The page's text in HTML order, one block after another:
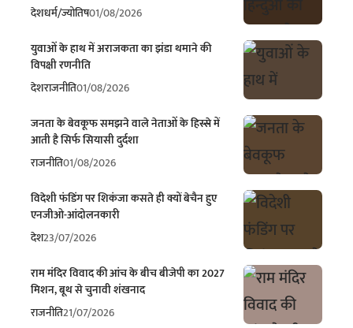
देशधर्म/ज्योतिष01/08/2026
युवाओं के हाथ में अराजकता का झंडा थमाने की
विपक्षी रणनीति
देशराजनीति01/08/2026
जनता के बेवकूफ समझने वाले नेताओं के हिस्से में
आती है सिर्फ सियासी दुर्दशा
राजनीति01/08/2026
विदेशी फंडिंग पर शिकंजा कसते ही क्यों बेचैन हुए
एनजीओ-आंदोलनकारी
देश23/07/2026
राम मंदिर विवाद की आंच के बीच बीजेपी का 2027
मिशन, बूथ से चुनावी शंखनाद
राजनीति21/07/2026